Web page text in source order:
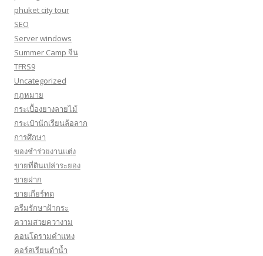
phuket city tour
SEO
Server windows
Summer Camp จีน
TFRS9
Uncategorized
กฎหมาย
กระเบื้องยางลายไม้
กระเป๋านักเรียนล้อลาก
การศึกษา
ของชำร่วยงานแต่ง
ขายที่ดินเปล่าระยอง
ขายฝาก
ขายเกียร์ทด
ครีมรักษาฝ้ากระ
ความสวยควางาม
คอนโดรามคำแหง
คอร์สเรียนดำน้ำ